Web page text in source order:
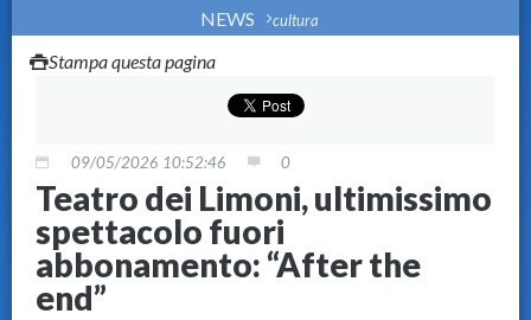
NEWS
cultura
Stampa questa pagina
09/05/2026 10:52:46 0
Teatro dei Limoni, ultimissimo
spettacolo fuori
abbonamento: “After the
end”